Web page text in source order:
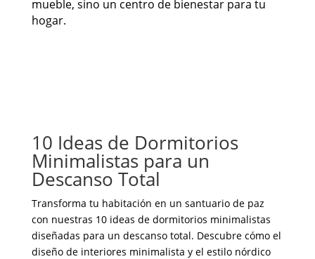
mueble, sino un centro de bienestar para tu
hogar.
10 Ideas de Dormitorios
Minimalistas para un
Descanso Total
Transforma tu habitación en un santuario de paz
con nuestras 10 ideas de dormitorios minimalistas
diseñadas para un descanso total. Descubre cómo el
diseño de interiores minimalista y el estilo nórdico